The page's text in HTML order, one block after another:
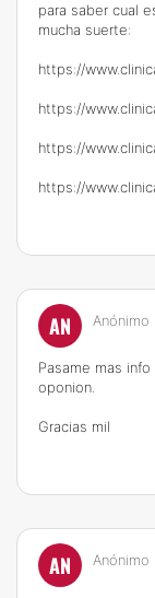
para saber cual
mucha suerte:
https://
https://
https://
https://
AN Anónimo
Pasame mas
oponion.
Gracias mil
AN Anónimo